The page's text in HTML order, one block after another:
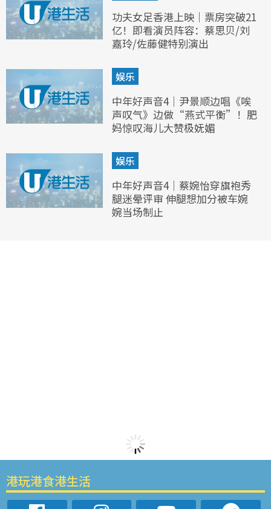
功夫女足香港上映｜票房突破21
亿！即看演员阵容：蔡思贝/刘
嘉玲/佐藤健特别演出
娱乐
中年好声音4｜尹景顺边唱《唉
声叹气》边做“燕式平衡”！肥
妈惊叹海儿大赞极妩媚
娱乐
中年好声音4｜蔡婉怡穿旗袍秀
腿迷晕评审 伸腿想加分被车婉
婉当场制止
港玩港食港生活